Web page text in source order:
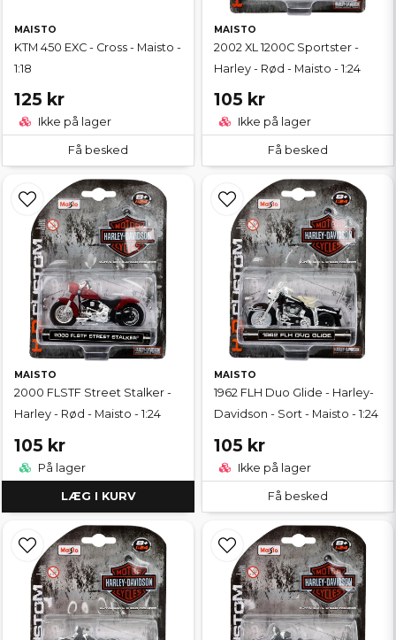
MAISTO
KTM 450 EXC - Cross - Maisto -
1:18
125 kr
Ikke på lager
Få besked
MAISTO
2002 XL 1200C Sportster -
Harley - Rød - Maisto - 1:24
105 kr
Ikke på lager
Få besked
MAISTO
2000 FLSTF Street Stalker -
Harley - Rød - Maisto - 1:24
105 kr
På lager
LÆG I KURV
MAISTO
1962 FLH Duo Glide - Harley-
Davidson - Sort - Maisto - 1:24
105 kr
Ikke på lager
Få besked